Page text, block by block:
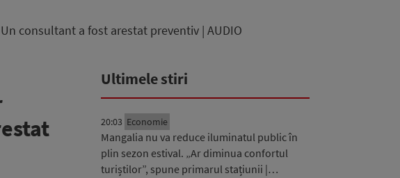
consultant a fost arestat preventiv | AUDIO
Ultimele stiri
20:03 Economie
Mangalia nu va reduce iluminatul public în
plin sezon estival. „Ar diminua confortul
turiștilor”, spune primarul stațiunii |…